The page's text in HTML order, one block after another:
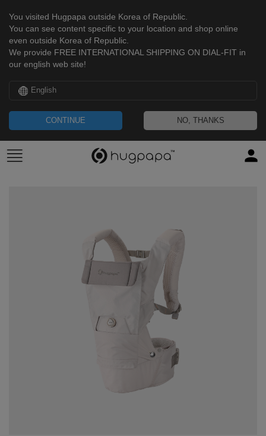
You visited Hugpapa outside Korea of Republic.
You can see content specific to your location and shop online
even outside Korea of Republic.
We provide FREE INTERNATIONAL SHIPPING ON DIAL-FIT in
our english web site!
English
CONTINUE NO, THANKS